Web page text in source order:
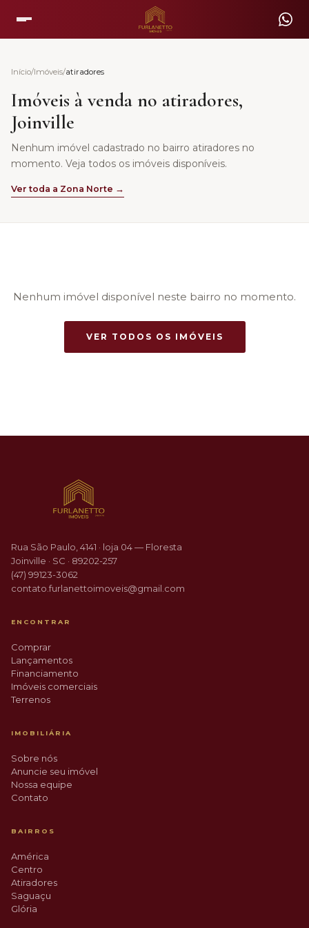
Início/Imóveis/atiradores
Imóveis à venda no atiradores,
Joinville
Nenhum imóvel cadastrado no bairro atiradores no
momento. Veja todos os imóveis disponíveis.
Ver toda a Zona Norte →
Nenhum imóvel disponível neste bairro no momento.
VER TODOS OS IMÓVEIS
Rua São Paulo, 4141 · loja 04 — Floresta
Joinville · SC · 89202-257
(47) 99123-3062
contato.furlanettoimoveis@gmail.com
ENCONTRAR
Comprar
Lançamentos
Financiamento
Imóveis comerciais
Terrenos
IMOBILIÁRIA
Sobre nós
Anuncie seu imóvel
Nossa equipe
Contato
BAIRROS
América
Centro
Atiradores
Saguaçu
Glória